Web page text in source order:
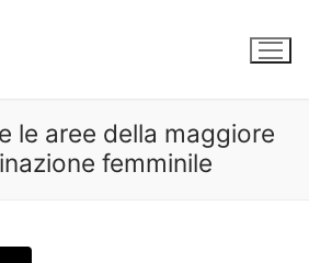
le aree della maggiore
femminile